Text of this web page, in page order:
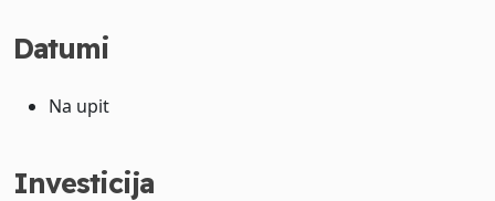
Datumi
Na upit
Investicija